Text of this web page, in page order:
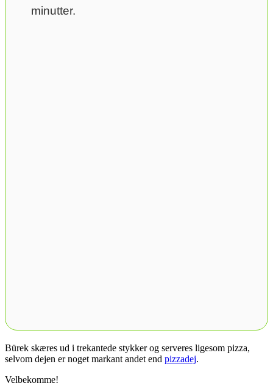
minutter.
Bürek skæres ud i trekantede stykker og serveres ligesom pizza,
selvom dejen er noget markant andet end pizzadej.
Velbekomme!